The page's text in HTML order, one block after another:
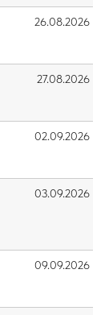
26.08.2026
27.08.2026
02.09.2026
03.09.2026
09.09.2026